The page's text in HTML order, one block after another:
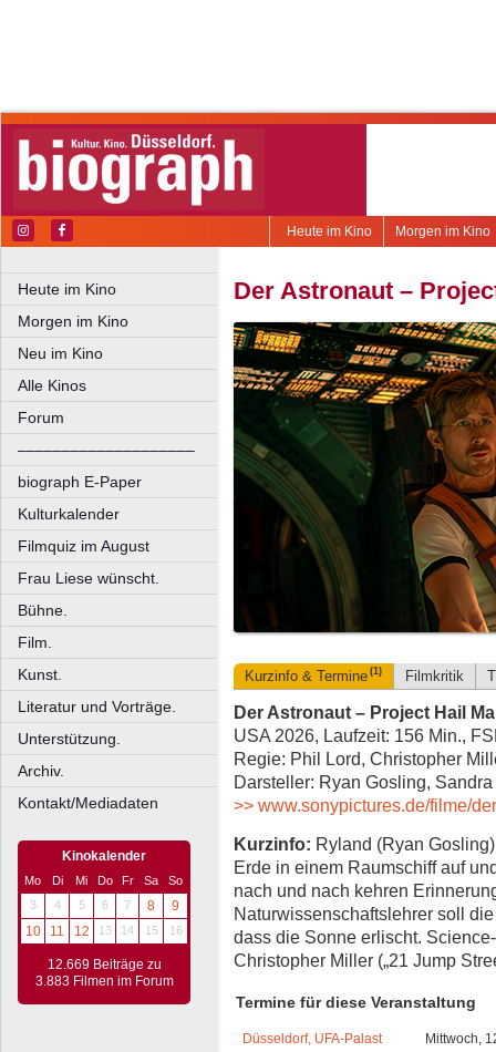
Morgen im Kino
Heute im Kino
Heute im Kino
Morgen im Kino
Neu im Kino
Alle Kinos
Forum
––––––––––––––––––––
biograph E-Paper
Kulturkalender
Filmquiz im August
Frau Liese wünscht.
Bühne.
Film.
Kunst.
Literatur und Vorträge.
Unterstützung.
Archiv.
Kontakt/Mediadaten
Kinokalender
Mo Di Mi Do Fr Sa
So
3
4 5 6 7 8
9
10
11 12 13 14 15 16
12.669 Beiträge zu
3.883 Filmen im Forum
Der Astronaut –
Kurzinfo & Termine (1) Filmkritik
Der Astronaut – Project Hail
USA 2026, Laufzeit: 156 Min.,
Regie: Phil Lord, Christopher
Darsteller: Ryan Gosling,
>> www.sonypictures.de/filme/
Kurzinfo: Ryland (Ryan
Erde in einem Raumschiff auf
nach und nach kehren
Naturwissenschaftslehrer soll
dass die Sonne erlischt.
Christopher Miller („21 Jump
Termine für diese Veranstaltung
Düsseldorf, UFA-Palast Mittwoch,